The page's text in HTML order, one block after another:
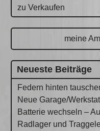
zu Verkaufen
meine
Neueste Beiträge
Federn hinten
Neue Garage/
Batterie wechseln –
Radlager und